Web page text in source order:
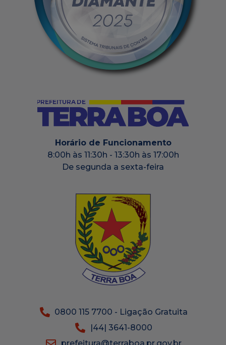
Horário de Funcionamento
8:00h às 11:30h - 13:30h às 17:00h
De segunda a sexta-feira
0800 115 7700 - Ligação Gratuita
|44| 3641-8000